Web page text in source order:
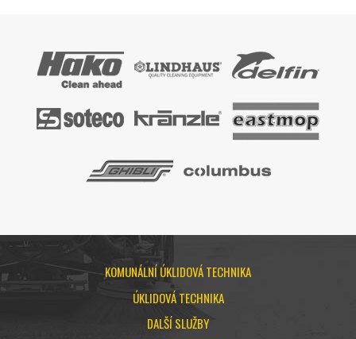
KOMUNÁLNÍ ÚKLIDOVÁ TECHNIKA
ÚKLIDOVÁ TECHNIKA
DALŠÍ SLUŽBY